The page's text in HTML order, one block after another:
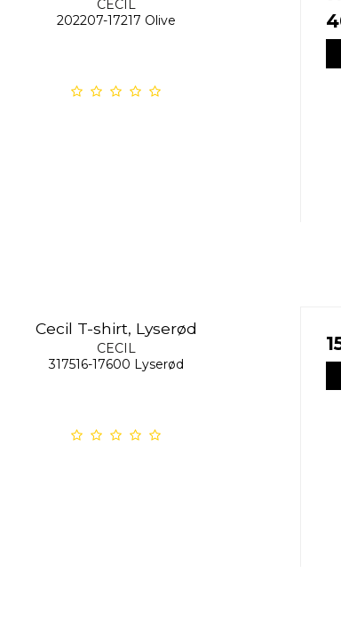
CECIL
202207-17217 Olive
Cecil T-shirt, Lyserød
CECIL
317516-17600 Lyserød